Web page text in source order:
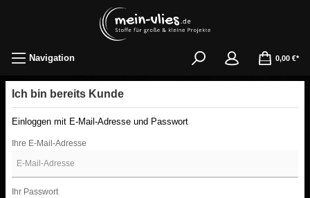
Navigation 0,00 €*
Ich bin bereits Kunde
Einloggen mit E-Mail-Adresse und Passwort
Ihre E-Mail-Adresse
Ihr Passwort